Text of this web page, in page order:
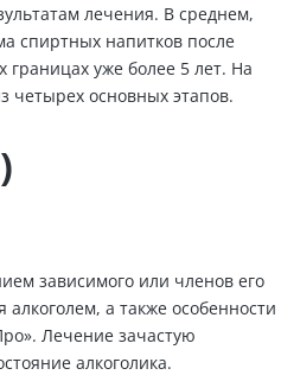
лечения. В среднем,
спиртных напитков после
границах уже более 5 лет. На
четырех основных этапов.
зависимого или членов его
а также особенности
Лечение зачастую
алкоголика.